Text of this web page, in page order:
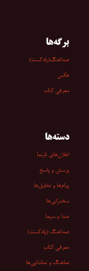
برگه‌ها
صداهنگ(پادکست)
عکس
معرفی کتاب
دسته‌ها
اعلان‌های تارنما
پرسش و پاسخ
پیام‌ها و تحلیل‌ها
سخنرانی‏‏‌ها
صدا و سیما
صداهنگ (پادکست)
معرفی کتاب
نماهنگ و تماشایی‌ها